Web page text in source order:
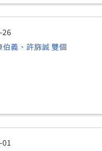
26
義、許旆誠 雙個
01